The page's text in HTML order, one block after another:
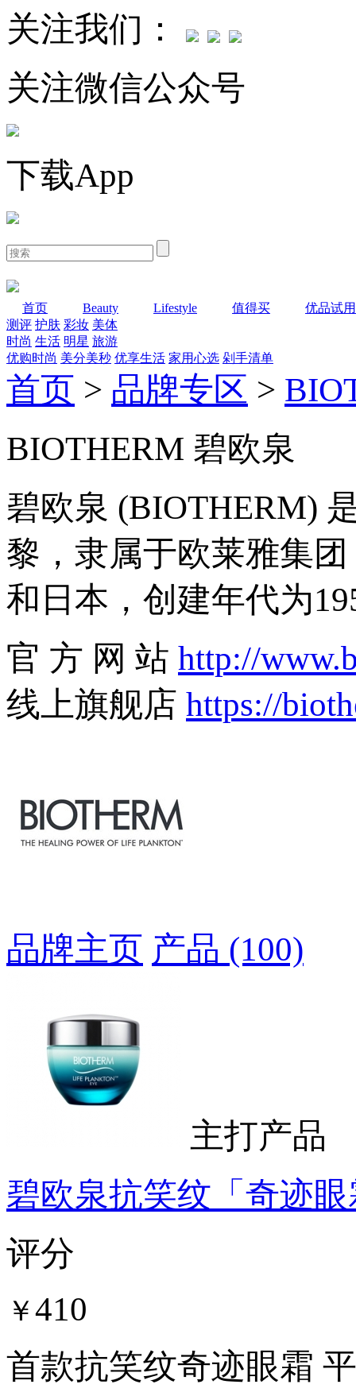
关注我们：
关注微信公众号
下载App
首页 Beauty Lifestyle 值得买
优品试用
测评 护肤 彩妆 美体
时尚 生活 明星 旅游
优购时尚 美分美秒 优享生活 家用心选 剁手清单
首页 > 品牌专区 >
BIOTHERM 碧欧泉
碧欧泉 (BIOTHERM)
黎，隶属于欧莱雅集
和日本，创建年代为
官 方 网 站 http://
线上旗舰店 https://
品牌主页 产品 (100)
主打产品
碧欧泉抗笑纹「奇迹
评分
￥ 410
首款抗笑纹奇迹眼霜